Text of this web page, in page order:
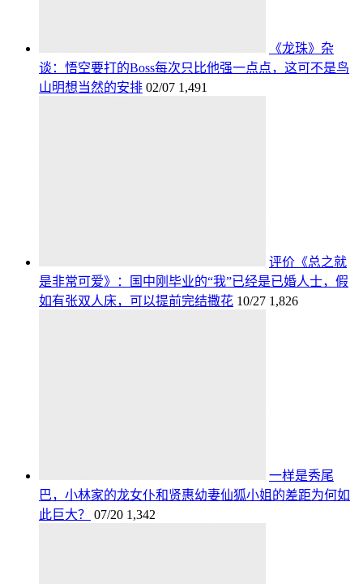
《龙珠》杂
谈：悟空要打的Boss每次只比他强一点点，这可不是鸟
山明想当然的安排 02/07 1,491
评价《总之就
是非常可爱》：国中刚毕业的“我”已经是已婚人士，假
如有张双人床，可以提前完结撒花 10/27 1,826
一样是秀尾
巴，小林家的龙女仆和贤惠幼妻仙狐小姐的差距为何如
此巨大？
07/20 1,342